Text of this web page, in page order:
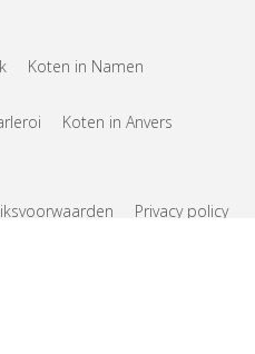
Koten in Namen
Koten in Anvers
Privacy policy